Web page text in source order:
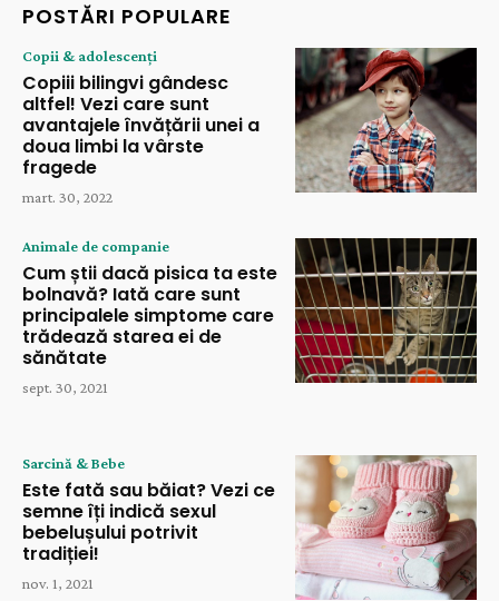
POSTĂRI POPULARE
Copii & adolescenți
Copiii bilingvi gândesc
altfel! Vezi care sunt
avantajele învățării unei a
doua limbi la vârste
fragede
mart. 30, 2022
Animale de companie
Cum știi dacă pisica ta este
bolnavă? Iată care sunt
principalele simptome care
trădează starea ei de
sănătate
sept. 30, 2021
Sarcină & Bebe
Este fată sau băiat? Vezi ce
semne îți indică sexul
bebelușului potrivit
tradiției!
nov. 1, 2021